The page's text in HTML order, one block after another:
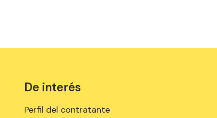
De interés
Perfil del contratante